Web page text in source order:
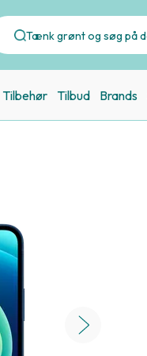
Tilbehør Tilbud Brands